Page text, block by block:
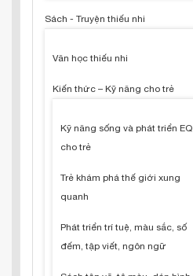
Sách - Truyện thiếu nhi
Văn học thiếu nhi
Kiến thức – Kỹ năng cho trẻ
Kỹ năng sống và phát triển EQ
cho trẻ
Trẻ khám phá thế giới xung
quanh
Phát triển trí tuệ, màu sắc, số
đếm, tập viết, ngôn ngữ